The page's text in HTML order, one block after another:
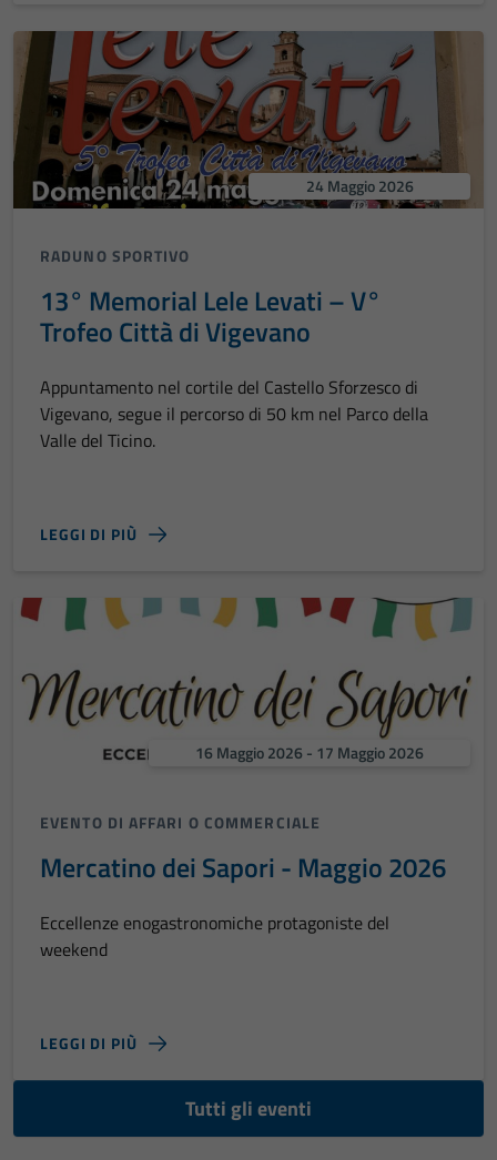
24 Maggio 2026
RADUNO SPORTIVO
13° Memorial Lele Levati – V°
Trofeo Città di Vigevano
Appuntamento nel cortile del Castello Sforzesco di
Vigevano, segue il percorso di 50 km nel Parco della
Valle del Ticino.
LEGGI DI PIÙ
16 Maggio 2026 - 17 Maggio 2026
EVENTO DI AFFARI O COMMERCIALE
Mercatino dei Sapori - Maggio 2026
Eccellenze enogastronomiche protagoniste del
weekend
LEGGI DI PIÙ
Tutti gli eventi